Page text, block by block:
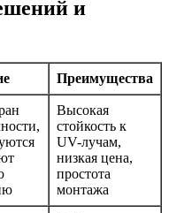
и
Преимущества
Высокая
стойкость к
UV-лучам,
низкая цена,
простота
монтажа